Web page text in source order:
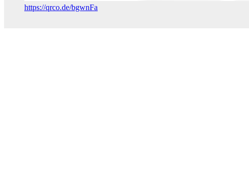
https://qrco.de/bgwnFa